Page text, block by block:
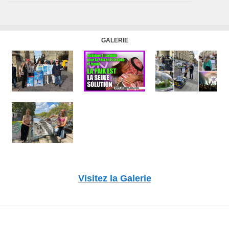
GALERIE
Visitez la Galerie